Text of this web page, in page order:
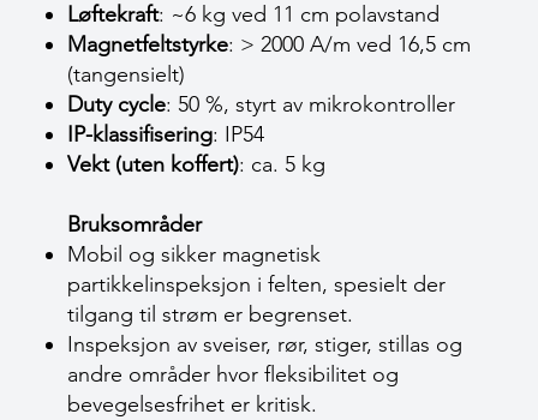
Løftekraft: ~6 kg ved 11 cm polavstand
Magnetfeltstyrke: > 2000 A/m ved 16,5 cm
(tangensielt)
Duty cycle: 50 %, styrt av mikrokontroller
IP-klassifisering: IP54
Vekt (uten koffert): ca. 5 kg
Bruksområder
Mobil og sikker magnetisk
partikkelinspeksjon i felten, spesielt der
tilgang til strøm er begrenset.
Inspeksjon av sveiser, rør, stiger, stillas og
andre områder hvor fleksibilitet og
bevegelsesfrihet er kritisk.